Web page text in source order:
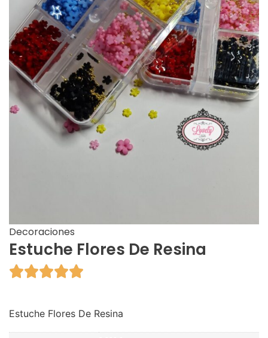
Decoraciones
Estuche Flores De Resina

Estuche Flores De Resina